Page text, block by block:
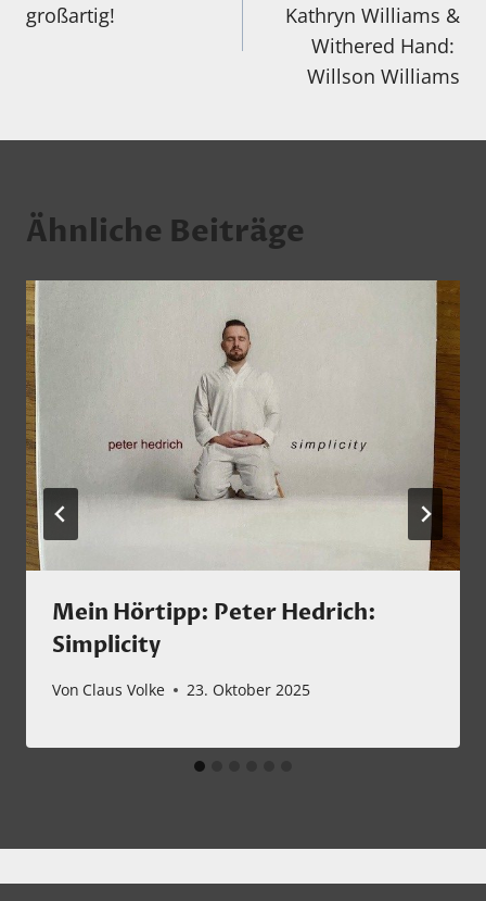
großartig!
Kathryn Williams &
Withered Hand:
Willson Williams
Ähnliche Beiträge
Mein Hörtipp: Peter Hedrich:
Simplicity
Von Claus Volke 23. Oktober 2025